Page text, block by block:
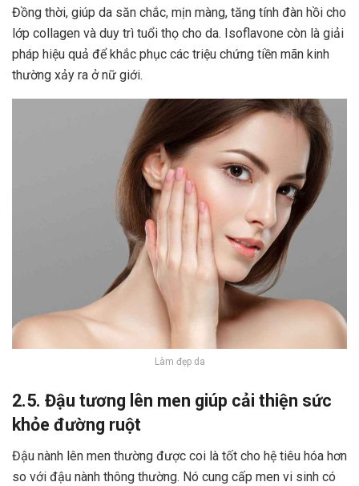
Đồng thời, giúp da săn chắc, mịn màng, tăng tính đàn hồi cho
lớp collagen và duy trì tuổi thọ cho da. Isoflavone còn là giải
pháp hiệu quả để khắc phục các triệu chứng tiền mãn kinh
thường xảy ra ở nữ giới.
Làm đẹp da
2.5. Đậu tương lên men giúp cải thiện sức
khỏe đường ruột
Đậu nành lên men thường được coi là tốt cho hệ tiêu hóa hơn
so với đậu nành thông thường. Nó cung cấp men vi sinh có